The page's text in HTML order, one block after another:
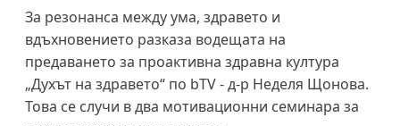
За резонанса между ума, здравето и
вдъхновението разказа водещата на
предаването за проактивна здравна култура
„Духът на здравето“ по bTV - д-р Неделя Щонова.
Това се случи в два мотивационни семинара за